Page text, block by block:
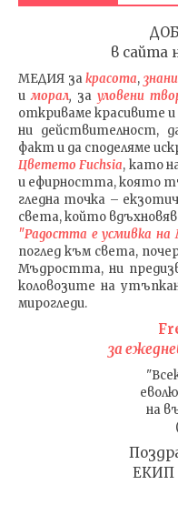
в сайта
МЕДИЯ закрасота,
иморал, за уловени т
откриваме красивите
ни действителност,
факт и да споделяме
Цветето Fuchsia, като
и ефирността, която
гледна точка –
света, който
"Радостта е усмивка
поглед към света,
Мъдростта, ни
коловозите на
мирогледи.
за
на
ЕКИП